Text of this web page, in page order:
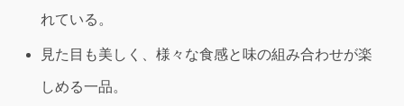
れている。
見た目も美しく、様々な食感と味の組み合わせが楽
しめる一品。